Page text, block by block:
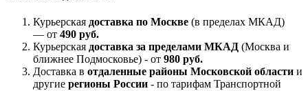
Курьерская доставка по Москве (в пределах МКАД)
— от 490 руб.
Курьерская доставка за пределами МКАД (Москва и
ближнее Подмосковье) - от 980 руб.
Доставка в отдаленные районы Московской области и
другие регионы России - по тарифам Транспортной